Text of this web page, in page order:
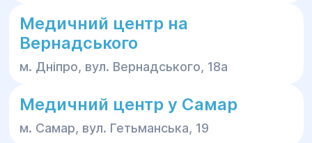
Медичний центр на
Вернадського
м. Дніпро, вул. Вернадського, 18а
Медичний центр у Самар
м. Самар, вул. Гетьманська, 19